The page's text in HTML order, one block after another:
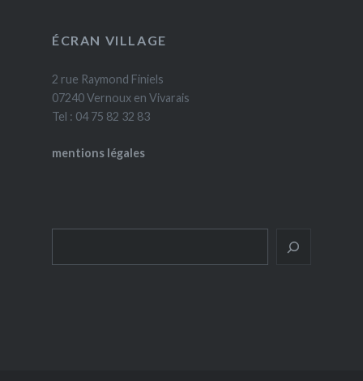
ÉCRAN VILLAGE
2 rue Raymond Finiels
07240 Vernoux en Vivarais
Tel : 04 75 82 32 83
mentions légales